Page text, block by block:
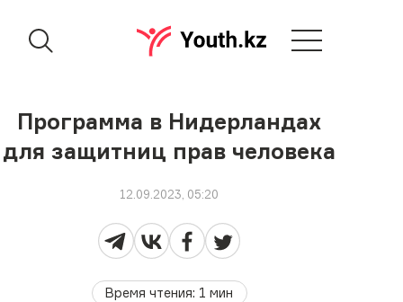
Программа в Нидерландах
для защитниц прав человека
12.09.2023, 05:20
Время чтения: 1 мин